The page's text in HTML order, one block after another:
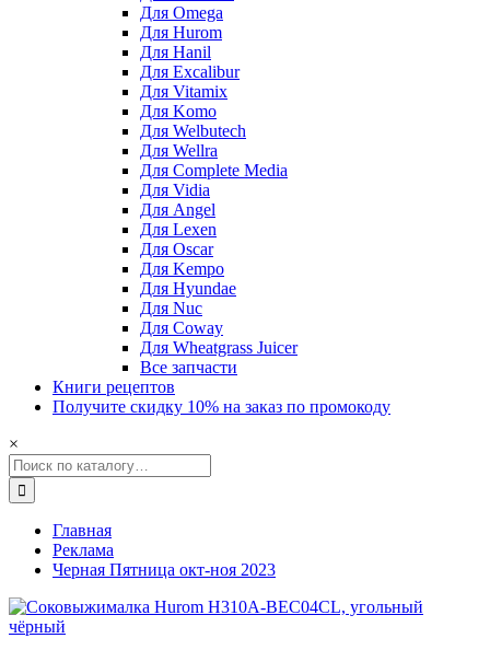
Для Omega
Для Hurom
Для Hanil
Для Excalibur
Для Vitamix
Для Komo
Для Welbutech
Для Wellra
Для Complete Media
Для Vidia
Для Angel
Для Lexen
Для Oscar
Для Kempo
Для Hyundae
Для Nuc
Для Coway
Для Wheatgrass Juicer
Все запчасти
Книги рецептов
Получите скидку 10% на заказ по промокоду
×
Главная
Реклама
Черная Пятница окт-ноя 2023